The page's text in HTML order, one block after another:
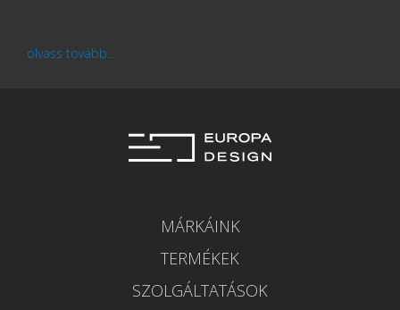
olvass tovább...
MÁRKÁINK
TERMÉKEK
SZOLGÁLTATÁSOK